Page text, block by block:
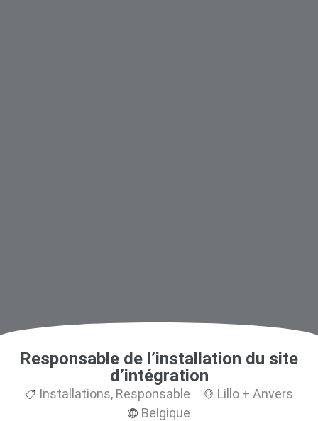
Responsable de l’installation du site
d’intégration
Installations, Responsable
Lillo + Anvers
Belgique